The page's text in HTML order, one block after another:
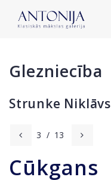
Glezniecība
Strunke Niklāvs
3 / 13
Cūkgans